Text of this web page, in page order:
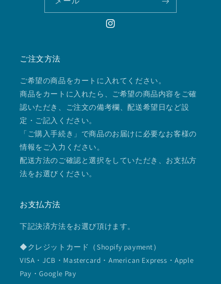
Instagram
ご注文方法
ご希望の商品をカートに入れてください。
商品をカートに入れたら、ご希望の商品内容をご確
認いただき、ご注文の備考欄、配送希望日など設
定・ご記入ください。
「ご購入手続き」で商品のお届けに必要なお客様の
情報をご入力ください。
配送方法のご確認と選択をしていただき、お支払方
法をお選びください。
お支払方法
下記決済方法をお選び頂けます。
◆クレジットカード（Shopify payment）
VISA・JCB・Mastercard・American Express・Apple
Pay・Google Pay